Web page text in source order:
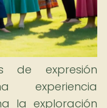
de expresión
experiencia
la exploración